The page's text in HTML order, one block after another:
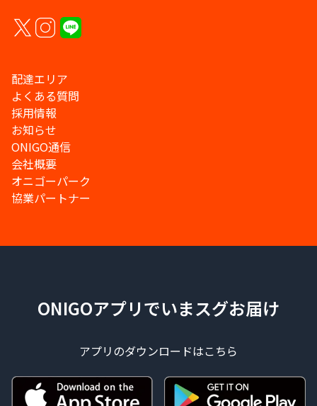
配達エリア
よくある質問
採用情報
お知らせ
ONIGO通信
会社概要
オニゴーパーク
協業パートナー
ONIGOアプリでいまスグお届け
アプリのダウンロードはこちら